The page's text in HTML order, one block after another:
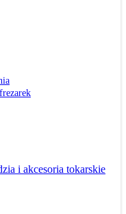
i akcesoria tokarskie